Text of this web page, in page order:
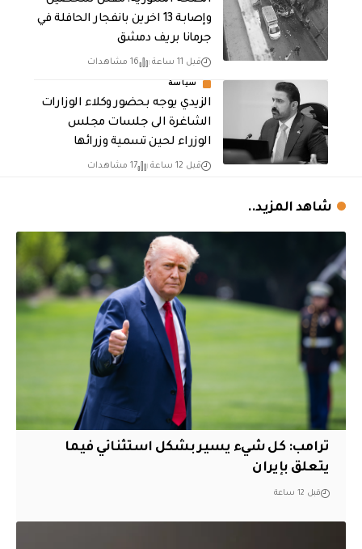
وإصابة 13 اخرين بانفجار الحافلة في
جرمانا بريف دمشق
قبل 11 ساعة 16 مشاهدات
سياسة
الزيدي يوجه بحضور وكلاء الوزارات
الشاغرة الى جلسات مجلس
الوزراء لحين تسمية وزرائها
قبل 12 ساعة 17 مشاهدات
شاهد المزيد..
ترامب: كل شيء يسير بشكل استثنائي فيما
يتعلق بإيران
قبل 12 ساعة